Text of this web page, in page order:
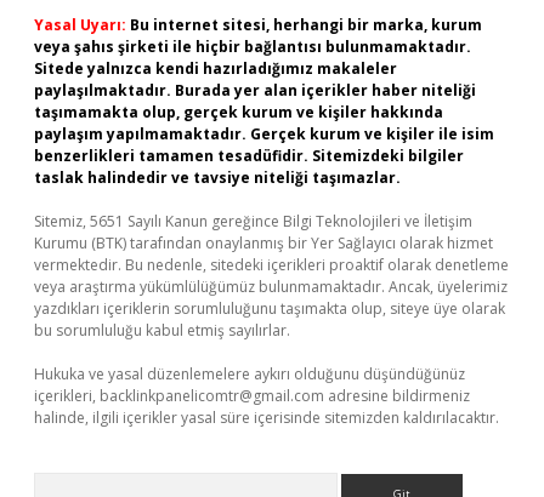
Yasal Uyarı: Bu internet sitesi, herhangi bir marka, kurum
veya şahıs şirketi ile hiçbir bağlantısı bulunmamaktadır.
Sitede yalnızca kendi hazırladığımız makaleler
paylaşılmaktadır. Burada yer alan içerikler haber niteliği
taşımamakta olup, gerçek kurum ve kişiler hakkında
paylaşım yapılmamaktadır. Gerçek kurum ve kişiler ile isim
benzerlikleri tamamen tesadüfidir. Sitemizdeki bilgiler
taslak halindedir ve tavsiye niteliği taşımazlar.
Sitemiz, 5651 Sayılı Kanun gereğince Bilgi Teknolojileri ve İletişim
Kurumu (BTK) tarafından onaylanmış bir Yer Sağlayıcı olarak hizmet
vermektedir. Bu nedenle, sitedeki içerikleri proaktif olarak denetleme
veya araştırma yükümlülüğümüz bulunmamaktadır. Ancak, üyelerimiz
yazdıkları içeriklerin sorumluluğunu taşımakta olup, siteye üye olarak
bu sorumluluğu kabul etmiş sayılırlar.
Hukuka ve yasal düzenlemelere aykırı olduğunu düşündüğünüz
içerikleri, backlinkpanelicomtr@gmail.com adresine bildirmeniz
halinde, ilgili içerikler yasal süre içerisinde sitemizden kaldırılacaktır.